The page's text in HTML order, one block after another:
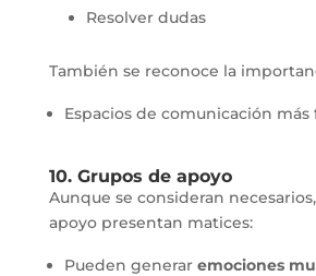
Resolver dudas
También se reconoce la
Espacios de comunicación más
10. Grupos de apoyo
Aunque se consideran
apoyo presentan matices:
Pueden generar emociones